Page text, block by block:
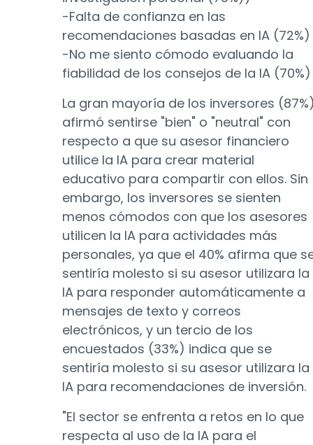
-Falta de confianza en las
recomendaciones basadas en IA (72%)
-No me siento cómodo evaluando la
fiabilidad de los consejos de la IA (70%)
La gran mayoría de los inversores
afirmó sentirse "bien" o "neutral" con
respecto a que su asesor financiero
utilice la IA para crear material
educativo para compartir con ellos. Sin
embargo, los inversores se sienten
menos cómodos con que los asesores
utilicen la IA para actividades más
personales, ya que el 40% afirma que
sentiría molesto si su asesor utilizara la
IA para responder automáticamente a
mensajes de texto y correos
electrónicos, y un tercio de los
encuestados (33%) indica que se
sentiría molesto si su asesor utilizara la
IA para recomendaciones de inversión.
"El sector se enfrenta a retos en lo que
respecta al uso de la IA para el